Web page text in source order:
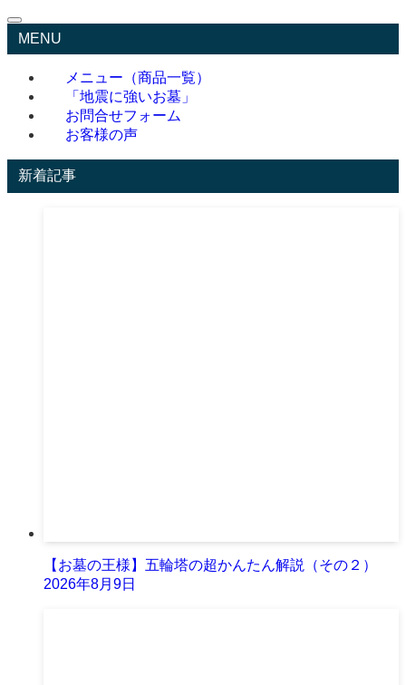
MENU
メニュー（商品一覧）
「地震に強いお墓」
お問合せフォーム
お客様の声
新着記事
【お墓の王様】五輪塔の超かんたん解説（その２）
2026年8月9日